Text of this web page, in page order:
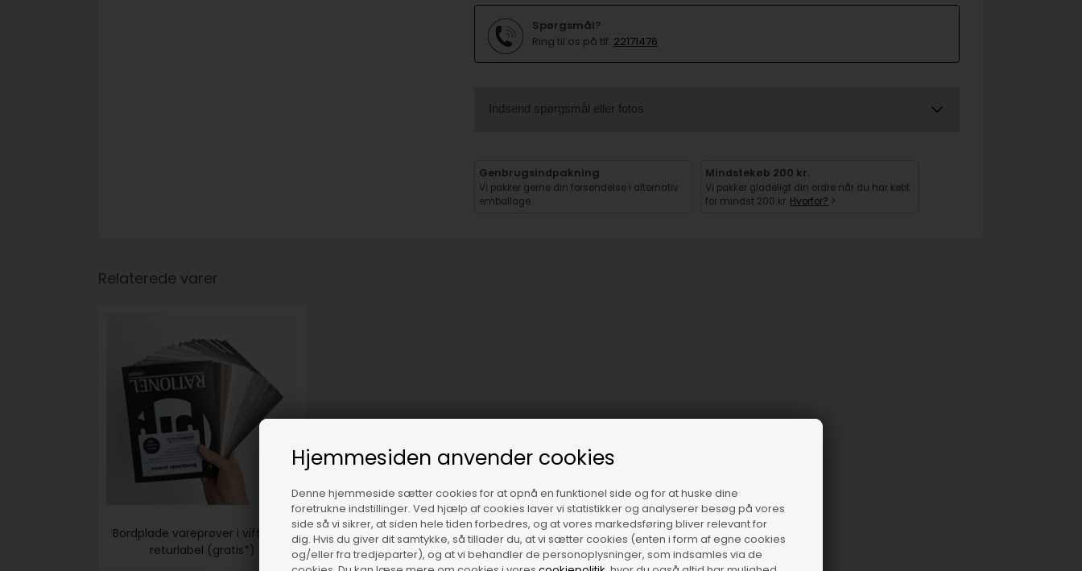
Hjemmesiden anvender cookies
Denne hjemmeside sætter cookies for at opnå en funktionel side og for at huske dine
foretrukne indstillinger. Ved hjælp af cookies laver vi statistikker og analyserer besøg på vores
side så vi sikrer, at siden hele tiden forbedres, og at vores markedsføring bliver relevant for
dig. Hvis du giver dit samtykke, så tillader du, at vi sætter cookies (enten i form af egne cookies
og/eller fra tredjeparter), og at vi behandler de personoplysninger, som indsamles via de
Spørgsmål?
Ring til os på tlf. 22171476
Indsend spørgsmål eller fotos
Genbrugsindpakning
Vi pakker gerne din forsendelse i alternativ
emballage.
Mindstekøb 200 kr.
Vi pakker gladeligt din ordre når du har købt
for mindst 200 kr. Hvorfor? >
Relaterede varer
Bordplade vareprøver i vifte inkl.
returlabel (gratis*)